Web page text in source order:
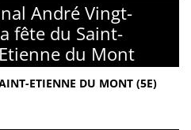
André Vingt-
fête du Saint-
du Mont
ETIENNE DU MONT (5E)